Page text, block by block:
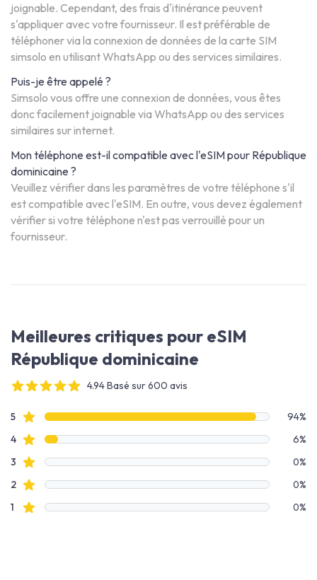
joignable. Cependant, des frais d'itinérance peuvent
s'appliquer avec votre fournisseur. Il est préférable de
téléphoner via la connexion de données de la carte SIM
simsolo en utilisant WhatsApp ou des services similaires.
Puis-je être appelé ?
Simsolo vous offre une connexion de données, vous êtes
donc facilement joignable via WhatsApp ou des services
similaires sur internet.
Mon téléphone est-il compatible avec l'eSIM pour République
dominicaine ?
Veuillez vérifier dans les paramètres de votre téléphone s'il
est compatible avec l'eSIM. En outre, vous devez également
vérifier si votre téléphone n'est pas verrouillé pour un
fournisseur.
Meilleures critiques pour eSIM
République dominicaine
4.94 Basé sur 600 avis
Données des avis
5avis étoilés
94%
4avis étoilés
6%
3 avis étoilés
0%
2avis étoilés
0%
1 avis étoilés 0%